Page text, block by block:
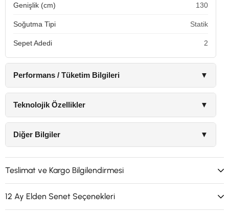
Genişlik (cm) 130
Soğutma Tipi Statik
Sepet Adedi 2
Performans / Tüketim Bilgileri ▼
Teknolojik Özellikler ▼
Diğer Bilgiler ▼
Teslimat ve Kargo Bilgilendirmesi
12 Ay Elden Senet Seçenekleri